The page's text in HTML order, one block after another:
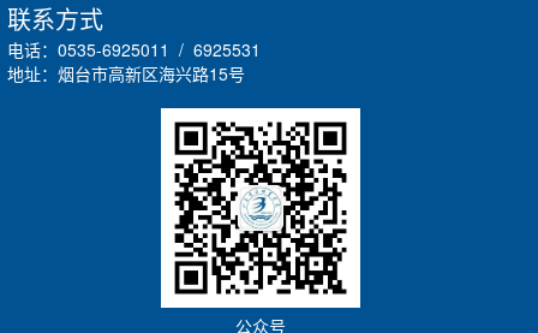
联系方式
电话：0535-6925011 / 6925531
地址：烟台市高新区海兴路15号
公众号